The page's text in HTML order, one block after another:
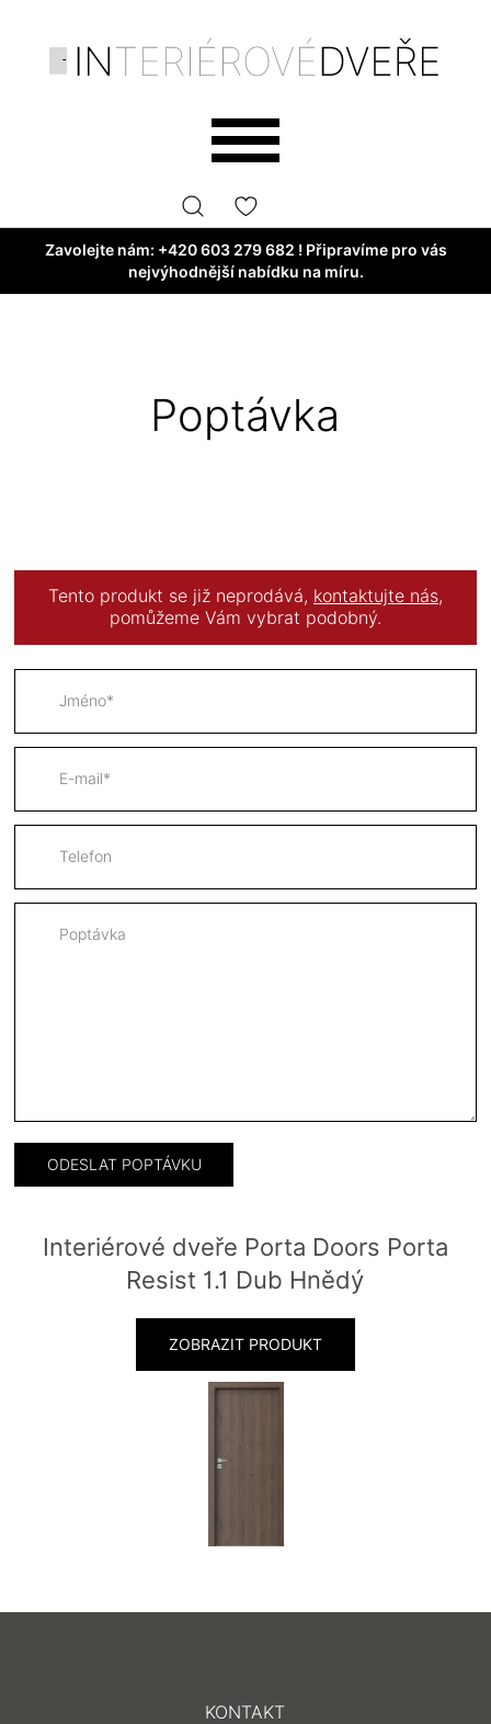
Zavolejte nám: +420 603 279 682 ! Připravíme pro vás
nejvýhodnější nabídku na míru.
Poptávka
Tento produkt se již neprodává, kontaktujte nás,
pomůžeme Vám vybrat podobný.
Interiérové dveře Porta Doors Porta
Resist 1.1 Dub Hnědý
ZOBRAZIT PRODUKT
KONTAKT